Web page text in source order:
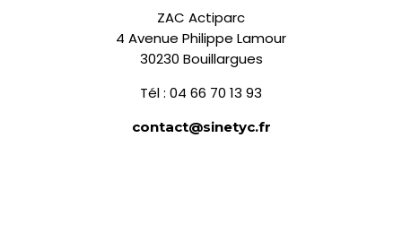
ZAC Actiparc
4 Avenue Philippe Lamour
30230 Bouillargues
Tél : 04 66 70 13 93
contact@sinetyc.fr